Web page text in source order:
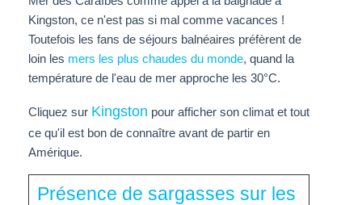
Kingston, ce n'est pas si mal comme vacances !
Toutefois les fans de séjours balnéaires préfèrent de
loin les mers les plus chaudes du monde, quand la
température de l'eau de mer approche les 30°C.
Cliquez sur Kingston pour afficher son climat et tout
ce qu'il est bon de connaître avant de partir en
Amérique.
Présence de sargasses sur les